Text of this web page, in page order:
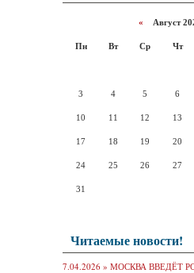
« Август
Пн Вт Ср Чт
3 4 5 6
10 11 12 13
17 18 19 20
24 25 26 27
31
Читаемые новости!
7.04.2026 » МОСКВА ВВЕДЁТ